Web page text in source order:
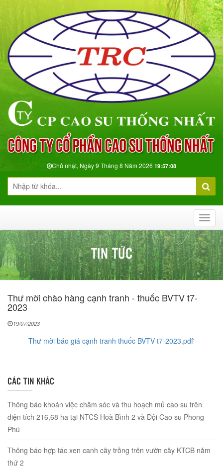
Chủ nhật, Ngày 9 Tháng 8 Năm 2026 19:57:09
TIN TỨC
Thư mời chào hàng cạnh tranh - thuốc BVTV t7-
2023
19/07/2023
Thư mời báo giá cạnh tranh thuốc BVTV t7-2023.pdf'
CÁC TIN KHÁC
Thông báo khoán việc chăm sóc và thu hoạch mủ cao su trên
diện tích 216,68 ha tại NTCS Hoà Bình 2 và Đội Cao su Phong
Phú
Thông báo hợp tác xen canh cây trồng trên vườn cây KTCB năm
thứ 2